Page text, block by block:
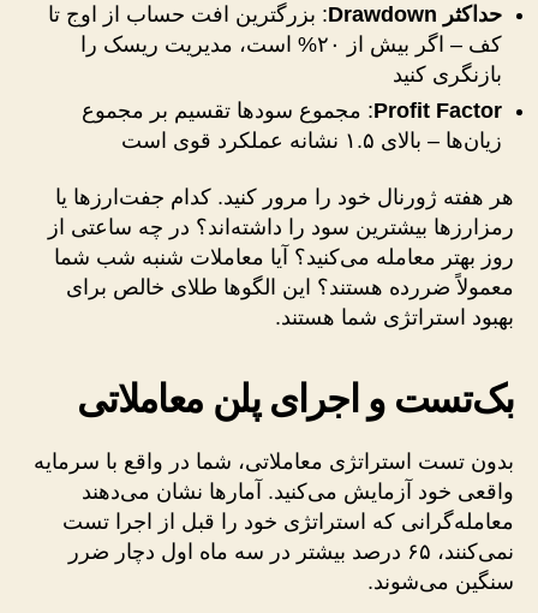
حداکثر Drawdown
: بزرگترین افت حساب از اوج تا
کف – اگر بیش از ۲۰% است، مدیریت ریسک را
بازنگری کنید
Profit Factor: مجموع سودها تقسیم بر مجموع
زیان‌ها – بالای ۱.۵ نشانه عملکرد قوی است
هر هفته ژورنال خود را مرور کنید. کدام جفت‌ارزها یا
رمزارزها بیشترین سود را داشته‌اند؟ در چه ساعتی از
روز بهتر معامله می‌کنید؟ آیا معاملات شنبه شب شما
معمولاً ضررده هستند؟ این الگوها طلای خالص برای
بهبود استراتژی شما هستند.
بک‌تست و اجرای پلن معاملاتی
بدون تست استراتژی معاملاتی، شما در واقع با سرمایه
واقعی خود آزمایش می‌کنید. آمارها نشان می‌دهند
معامله‌گرانی که استراتژی خود را قبل از اجرا تست
نمی‌کنند، ۶۵ درصد بیشتر در سه ماه اول دچار ضرر
سنگین می‌شوند.